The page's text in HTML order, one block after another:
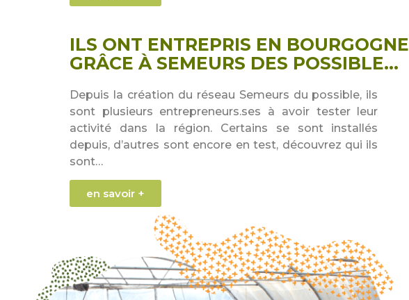
ILS ONT ENTREPRIS EN BOURGOGNE
GRÂCE À SEMEURS DES POSSIBLE...
Depuis la création du réseau Semeurs du possible, ils
sont plusieurs entrepreneurs.ses à avoir tester leur
activité dans la région. Certains se sont installés
depuis, d’autres sont encore en test, découvrez qui ils
sont…
en savoir +